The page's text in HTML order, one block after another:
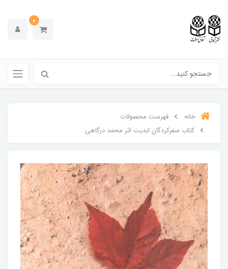
0
خانه
فهرست محصولات
کتاب سفرکردگان ابدیت اثر محمد درگاهی